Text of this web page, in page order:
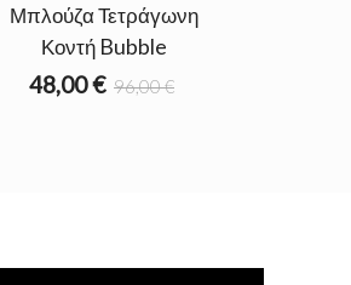
Μπλούζα Τετράγωνη
Κοντή Bubble
48,00 € 96,00 €